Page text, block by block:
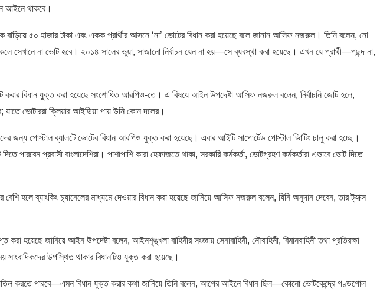
আইনে থাকবে।
বাড়িয়ে ৫০ হাজার টাকা এবং একক প্রার্থীর আসনে ‘না’ ভোটের বিধান করা হয়েছে বলে জানান আসিফ নজরুল। তিনি বলেন, নো
সেখানে না ভোট হবে। ২০১৪ সালের ভুয়া, সাজানো নির্বাচন যেন না হয়—সে ব্যবস্থা করা হয়েছে। এখন যে প্রার্থী—পছন্দ না,
বিধান যুক্ত করা হয়েছে সংশোধিত আরপিও-তে। এ বিষয়ে আইন উপদেষ্টা আসিফ নজরুল বলেন, নির্বাচনি জোট হলে,
ভোটাররা ক্লিয়ার আইডিয়া পায় উনি কোন দলের।
জন্য পোস্টাল ব্যালটে ভোটের বিধান আরপিও যুক্ত করা হয়েছে। এবার আইটি সাপোর্টেড পোস্টাল ভিাটিং চালু করা হচ্ছে।
পারবেন প্রবাসী বাংলাদেশিরা। পাশাপাশি কারা হেফাজতে থাকা, সরকারি কর্মকর্তা, ভোটগ্রহণ কর্মকর্তারা এভাবে ভোট দিতে
হলে ব্যাংকিং চ্যানেলের মাধ্যমে দেওয়ার বিধান করা হয়েছে জানিয়ে আসিফ নজরুল বলেন, যিনি অনুদান দেবেন, তার ট্যাক্স
হয়েছে জানিয়ে আইন উপদেষ্টা বলেন, আইনশৃঙ্খলা বাহিনীর সংজ্ঞায় সেনাবাহিনী, নৌবাহিনী, বিমানবাহিনী তথা প্রতিরক্ষা
উপস্থিত থাকার বিধানটিও যুক্ত করা হয়েছে।
করতে পারবে—এমন বিধান যুক্ত করার কথা জানিয়ে তিনি বলেন, আগের আইনে বিধান ছিল—কোনো ভোটকেন্দ্রে গণ্ডগোল